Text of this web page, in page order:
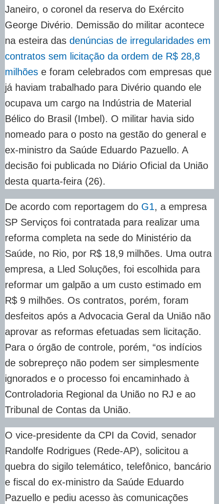
Janeiro, o coronel da reserva do Exército
George Divério. Demissão do militar acontece
na esteira das denúncias de irregularidades em
contratos sem licitação da ordem de R$ 28,8
milhões e foram celebrados com empresas que
já haviam trabalhado para Divério quando ele
ocupava um cargo na Indústria de Material
Bélico do Brasil (Imbel). O militar havia sido
nomeado para o posto na gestão do general e
ex-ministro da Saúde Eduardo Pazuello. A
decisão foi publicada no Diário Oficial da União
desta quarta-feira (26).
De acordo com reportagem do G1, a empresa
SP Serviços foi contratada para realizar uma
reforma completa na sede do Ministério da
Saúde, no Rio, por R$ 18,9 milhões. Uma outra
empresa, a Lled Soluções, foi escolhida para
reformar um galpão a um custo estimado em
R$ 9 milhões. Os contratos, porém, foram
desfeitos após a Advocacia Geral da União não
aprovar as reformas efetuadas sem licitação.
Para o órgão de controle, porém, “os indícios
de sobrepreço não podem ser simplesmente
ignorados e o processo foi encaminhado à
Controladoria Regional da União no RJ e ao
Tribunal de Contas da União.
O vice-presidente da CPI da Covid, senador
Randolfe Rodrigues (Rede-AP), solicitou a
quebra do sigilo telemático, telefônico, bancário
e fiscal do ex-ministro da Saúde Eduardo
Pazuello e pediu acesso às comunicações